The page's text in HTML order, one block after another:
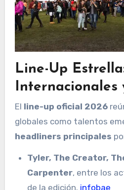
Line-Up
Internacionales
El line-up oficial 2026
globales como talentos
headliners principales
Tyler, The Creator,
Carpenter, entre los
de la edición. infobae